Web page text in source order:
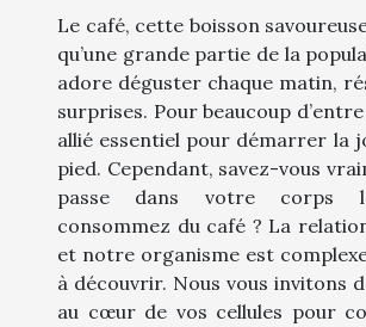
Le café, cette boisson
qu’une grande partie de la
adore déguster chaque matin,
surprises. Pour beaucoup
allié essentiel pour démarrer la
pied. Cependant, savez-vous
passe dans votre corps
consommez du café ? La
et notre organisme est
à découvrir. Nous vous invitons
au cœur de vos cellules pour